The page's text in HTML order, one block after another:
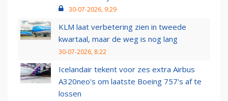
30-07-2026, 9:29
KLM laat verbetering zien in tweede
kwartaal, maar de weg is nog lang
30-07-2026, 8:22
Icelandair tekent voor zes extra Airbus
A320neo's om laatste Boeing 757's af te
lossen